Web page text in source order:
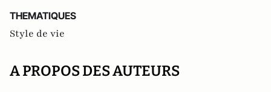
THEMATIQUES
Style de vie
A PROPOS DES AUTEURS